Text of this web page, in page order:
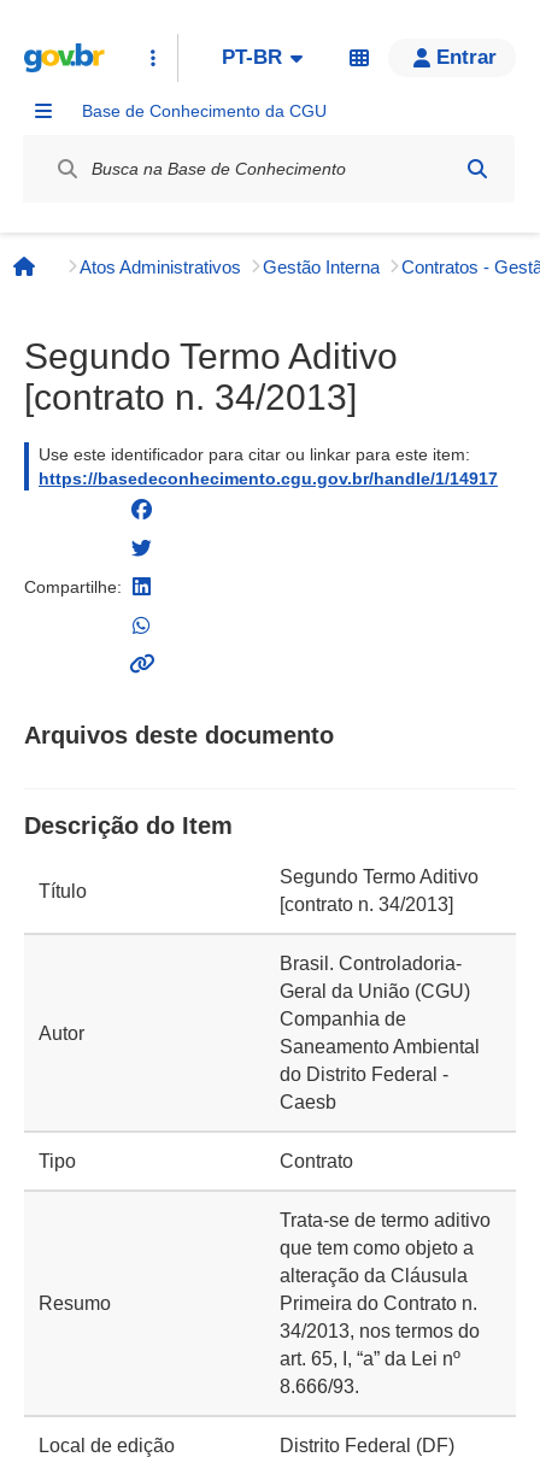
PT-BR Entrar
Base de Conhecimento da CGU
Página inicial
Atos Administrativos Gestão Interna Contratos -
Segundo Termo Aditivo
[contrato n. 34/2013]
Use este identificador para citar ou linkar para este item:
https://basedeconhecimento.cgu.gov.br/handle/1/14917
Compartilhe:
Arquivos deste documento
Descrição do Item
Título
Segundo Termo Aditivo
[contrato n. 34/2013]
Autor
Brasil. Controladoria-
Geral da União (CGU)
Companhia de
Saneamento Ambiental
do Distrito Federal -
Caesb
Tipo Contrato
Resumo
Trata-se de termo aditivo
que tem como objeto a
alteração da Cláusula
Primeira do Contrato n.
34/2013, nos termos do
art. 65, I, “a” da Lei nº
8.666/93.
Local de edição Distrito Federal (DF)